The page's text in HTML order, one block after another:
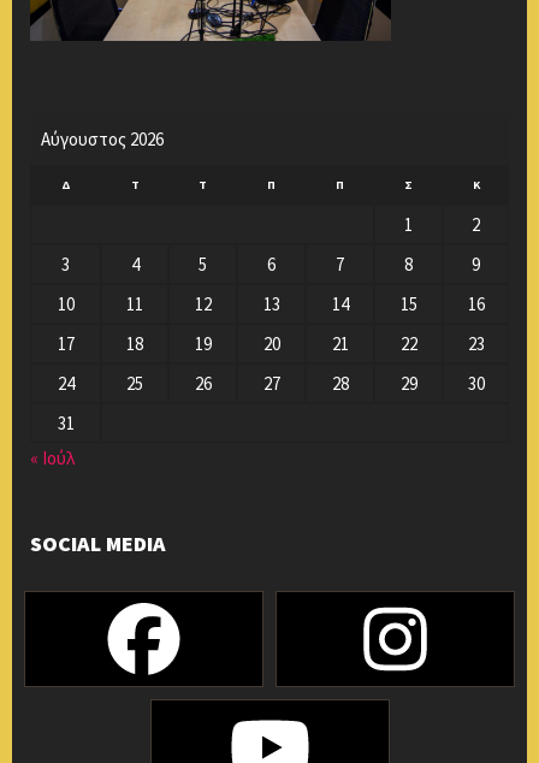
Αύγουστος 2026
Δ Τ Τ Π Π Σ Κ
1
2
3
4 5 6 7 8
9
10
11 12 13 14 15
16
17
18 19 20 21 22
23
24
25 26 27 28 29
30
31
« Ιούλ
SOCIAL MEDIA